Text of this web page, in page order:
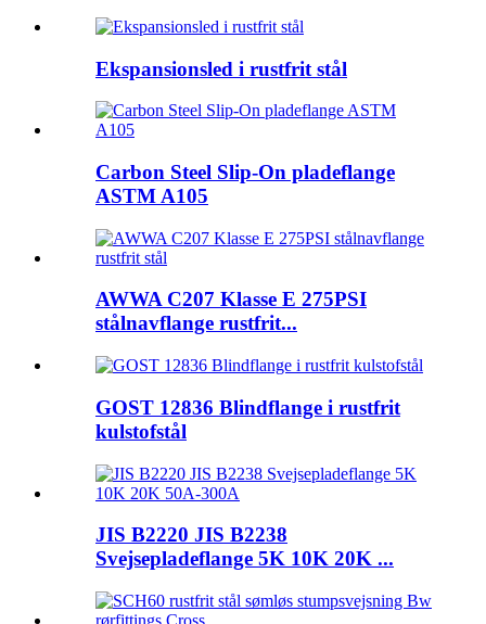
Ekspansionsled i rustfrit stål
Carbon Steel Slip-On pladeflange
ASTM A105
AWWA C207 Klasse E 275PSI
stålnavflange rustfrit...
GOST 12836 Blindflange i rustfrit
kulstofstål
JIS B2220 JIS B2238
Svejsepladeflange 5K 10K 20K ...